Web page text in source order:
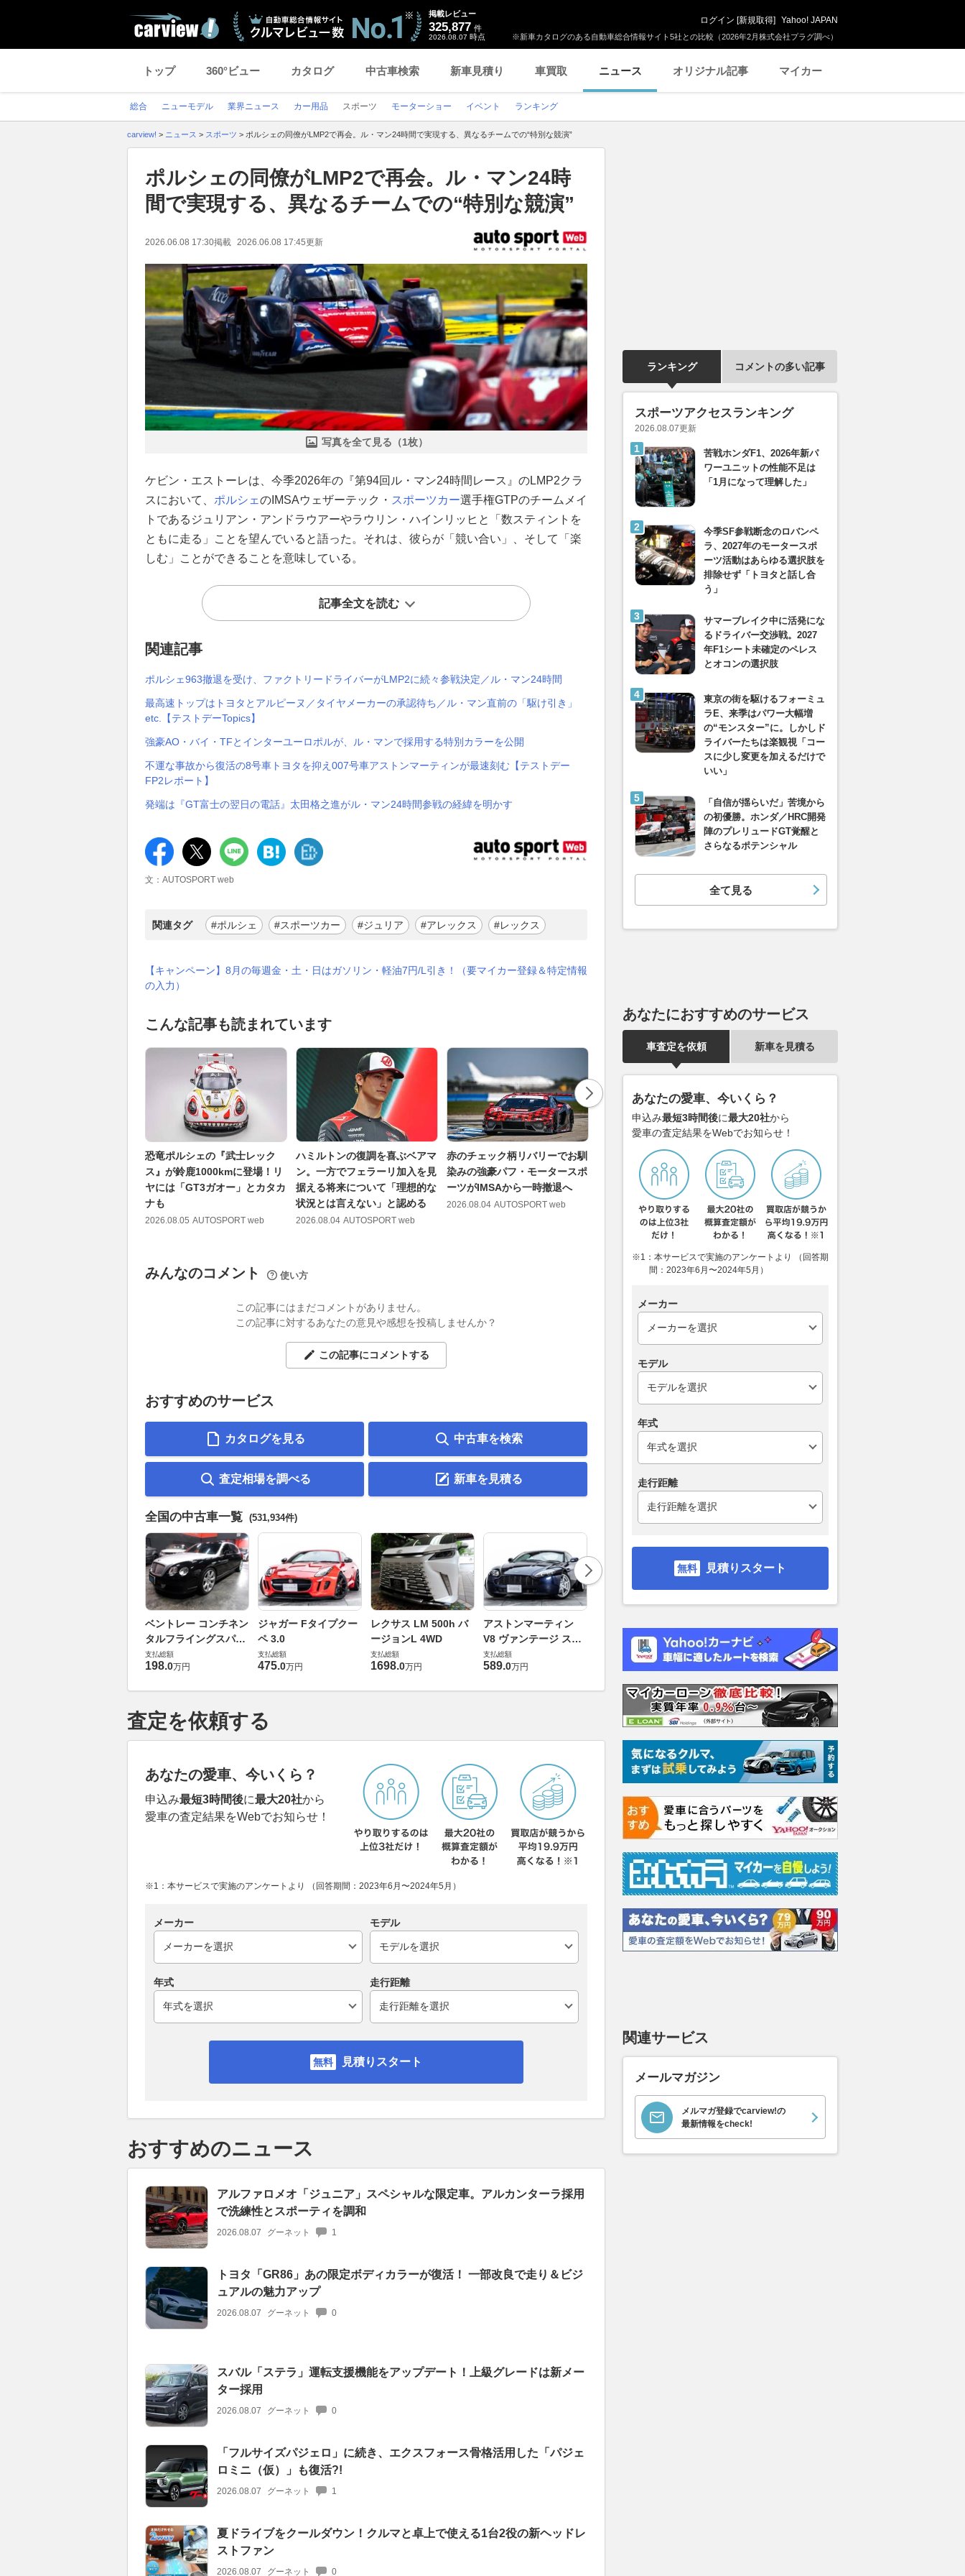
※新車カタログのある自動車総合情報サイト5社との比較（2026年2月株式会社プラグ調べ）
掲載レビュー
325,877 件
2026.08.07 時点
ログイン [新規取得] Yahoo! JAPAN
トップ 360°ビュー カタログ 中古車検索 新車見積り 車買取 ニュース オリジナル記事 マイカー
総合 ニューモデル 業界ニュース カー用品 スポーツ モーターショー イベント ランキング
carview! > ニュース > スポーツ > ポルシェの同僚がLMP2で再会。ル・マン24時間で実現する、異なるチームでの“特別な競演”
ポルシェの同僚がLMP2で再会。ル・マン24時
間で実現する、異なるチームでの“特別な競演”
2026.06.08 17:30掲載 2026.06.08 17:45更新
写真を全て見る（1枚）
ケビン・エストーレは、今季2026年の『第94回ル・マン24時間レース』のLMP2クラ
スにおいて、 ポルシェのIMSAウェザーテック・ スポーツカー選手権GTPのチームメイ
トであるジュリアン・アンドラウアーやラウリン・ハインリッヒと「数スティントを
ともに走る」ことを望んでいると語った。それは、彼らが「競い合い」、そして「楽
しむ」ことができることを意味している。
記事全文を読む
関連記事
ポルシェ963撤退を受け、ファクトリードライバーがLMP2に続々参戦決定／ル・マン24時間
最高速トップはトヨタとアルピーヌ／タイヤメーカーの承認待ち／ル・マン直前の「駆け引き」
etc.【テストデーTopics】
強豪AO・バイ・TFとインターユーロポルが、ル・マンで採用する特別カラーを公開
不運な事故から復活の8号車トヨタを抑え007号車アストンマーティンが最速刻む【テストデー
FP2レポート】
発端は『GT富士の翌日の電話』太田格之進がル・マン24時間参戦の経緯を明かす
文：AUTOSPORT web
関連タグ #ポルシェ #スポーツカー #ジュリア #アレックス #レックス
【キャンペーン】8月の毎週金・土・日はガソリン・軽油7円/L引き！（要マイカー登録＆特定情報
の入力）
こんな記事も読まれています
恐竜ポルシェの『武士レック
ス』が鈴鹿1000kmに登場！リ
ヤには「GT3ガオー」とカタカ
ナも
2026.08.05 AUTOSPORT web
ハミルトンの復調を喜ぶベアマ
ン。一方でフェラーリ加入を見
据える将来について「理想的な
状況とは言えない」と認める
2026.08.04 AUTOSPORT web
赤のチェック柄リバリーでお馴
染みの強豪パフ・モータースポ
ーツがIMSAから一時撤退へ
2026.08.04 AUTOSPORT web
「一線を超えた走り」と残り11
分での接触を非難。激しい2位
争い演じたポルシェとキャデラ
ック／IMSA
2026.08.05 AUTOSPORT web
マクラーレンは旧型車テストで
シーズン前半を締めくくる。ピ
アストリ＆フォルナローリはポ
ルティマオ初走行
2026.08.01 AUTOSPORT web
みんなのコメント 使い方
この記事にはまだコメントがありません。
この記事に対するあなたの意見や感想を投稿しませんか？
この記事にコメントする
おすすめのサービス
カタログを見る 中古車を検索
査定相場を調べる 新車を見積る
全国の中古車一覧 (531,934件)
ベントレー コンチネン
タルフライングスパー
6.0 4WD
支払総額
198.0万円
ジャガー Fタイプクー
ペ 3.0
支払総額
475.0万円
レクサス LM 500h バ
ージョンL 4WD
支払総額
1698.0万円
アストンマーティン
V8 ヴァンテージ スポ
ーツシフト
支払総額
589.0万円
エヴォーラ
万円
898.0万円
ト ロールスロイス ゴ
ースト(第1世代 / RR4)
支払総額
905
査定を依頼する
あなたの愛車、今いくら？
申込み最短3時間後に最大20社から
愛車の査定結果をWebでお知らせ！
※1：本サービスで実施のアンケートより （回答期間：2023年6月〜2024年5月）
メーカー モデル
年式 走行距離
見積りスタート
おすすめのニュース
アルファロメオ「ジュニア」スペシャルな限定車。アルカンターラ採用
で洗練性とスポーティを調和
2026.08.07 グーネット 1
トヨタ「GR86」あの限定ボディカラーが復活！ 一部改良で走り＆ビジ
ュアルの魅力アップ
2026.08.07 グーネット 0
スバル「ステラ」運転支援機能をアップデート！上級グレードは新メー
ター採用
2026.08.07 グーネット 0
「フルサイズパジェロ」に続き、エクスフォース骨格活用した「パジェ
ロミニ（仮）」も復活?!
2026.08.07 グーネット 1
夏ドライブをクールダウン！クルマと卓上で使える1台2役の新ヘッドレ
ストファン
2026.08.07 グーネット 0
ランキング コメントの多い記事
スポーツアクセスランキング
2026.08.07更新
苦戦ホンダF1、2026年新パ
ワーユニットの性能不足は
「1月になって理解した」
今季SF参戦断念のロバンペ
ラ、2027年のモータースポ
ーツ活動はあらゆる選択肢を
排除せず「トヨタと話し合
う」
サマーブレイク中に活発にな
るドライバー交渉戦。2027
年F1シート未確定のペレス
とオコンの選択肢
東京の街を駆けるフォーミュ
ラE、来季はパワー大幅増
の“モンスター”に。しかしド
ライバーたちは楽観視「コー
スに少し変更を加えるだけで
いい」
「自信が揺らいだ」苦境から
の初優勝。ホンダ／HRC開発
陣のプレリュードGT覚醒と
さらなるポテンシャル
全て見る
あなたにおすすめのサービス
車査定を依頼 新車を見積る
あなたの愛車、今いくら？
申込み最短3時間後に最大20社から
愛車の査定結果をWebでお知らせ！
※1：本サービスで実施のアンケートより （回答期
間：2023年6月〜2024年5月）
メーカー
モデル
年式
走行距離
見積りスタート
関連サービス
メールマガジン
メルマガ登録でcarview!の
最新情報をcheck!